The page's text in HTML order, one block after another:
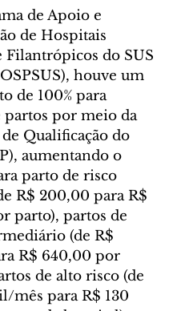
de Apoio e
de Hospitais
Filantrópicos do SUS
houve um
de 100% para
partos por meio da
Qualificação do
aumentando o
parto de risco
R$ 200,00 para R$
parto), partos de
(de R$
R$ 640,00 por
de alto risco (de
mês para R$ 130